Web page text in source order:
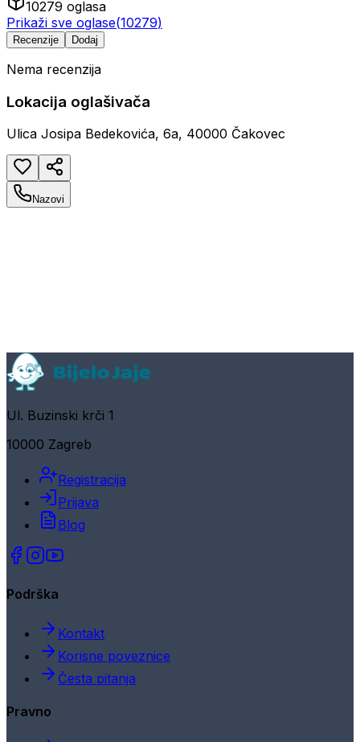
10279 oglasa
Prikaži sve oglase(10279)
Recenzije Dodaj
Nema recenzija
Lokacija oglašivača
Ulica Josipa Bedekovića, 6a, 40000 Čakovec
Nazovi
Ul. Buzinski krči 1
10000 Zagreb
Registracija
Prijava
Blog
Podrška
Kontakt
Korisne poveznice
Česta pitanja
Pravno